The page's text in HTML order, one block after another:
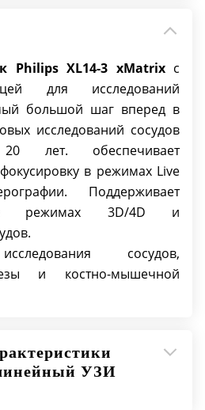
Philips XL14-3 xMatrixс
для исследований
большой шаг вперед в
исследований сосудов
лет. обеспечивает
в режимах Live
Поддерживает
в режимах 3D/4D и
сосудов,
и костно-мышечной
УЗИ